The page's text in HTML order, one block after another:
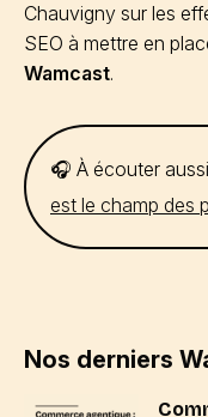
Chauvigny sur les
SEO à mettre en
Wamcast.
🎧 À écouter
est le champ des
Nos derniers